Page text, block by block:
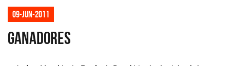
09-jun-2011
GANADORES